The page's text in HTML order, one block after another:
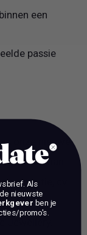
een
passie
onze nieuwe
bouwen aan
motivatie, cv
vertel ons
Jewellery.
Als
nieuwste
ben je
promo's.